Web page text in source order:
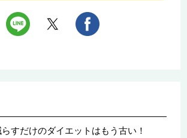
すだけのダイエットはもう古い！